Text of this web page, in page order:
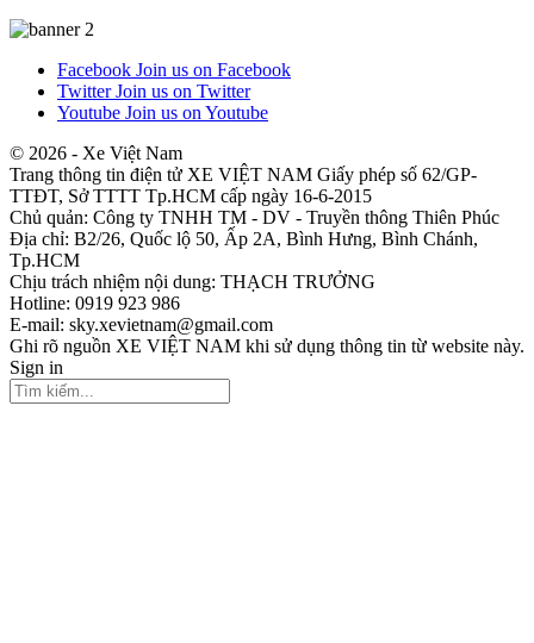
Facebook Join us on Facebook
Twitter Join us on Twitter
Youtube Join us on Youtube
© 2026 - Xe Việt Nam
Trang thông tin điện tử XE VIỆT NAM Giấy phép số 62/GP-
TTĐT, Sở TTTT Tp.HCM cấp ngày 16-6-2015
Chủ quản: Công ty TNHH TM - DV - Truyền thông Thiên Phúc
Địa chỉ: B2/26, Quốc lộ 50, Ấp 2A, Bình Hưng, Bình Chánh,
Tp.HCM
Chịu trách nhiệm nội dung: THẠCH TRƯỞNG
Hotline: 0919 923 986
E-mail: sky.xevietnam@gmail.com
Ghi rõ nguồn XE VIỆT NAM khi sử dụng thông tin từ website này.
Sign in